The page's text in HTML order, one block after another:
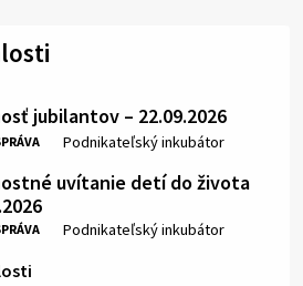
jubilantov – 22.09.2026
Miesto:
Podnikateľský inkubátor
uvítanie detí do života
Miesto:
Podnikateľský inkubátor